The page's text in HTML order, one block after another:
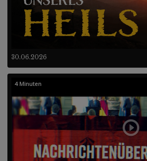
30.06.2026
4 Minuten